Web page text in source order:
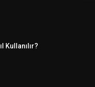
Kullanılır?